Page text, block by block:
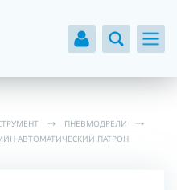
ПНЕВМОДРЕЛИ
АВТОМАТИЧЕСКИЙ ПАТРОН